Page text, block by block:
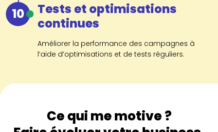
10
Tests et optimisations
continues
Améliorer la performance des campagnes à
l’aide d’optimisations et de tests réguliers.
Ce qui me motive ?